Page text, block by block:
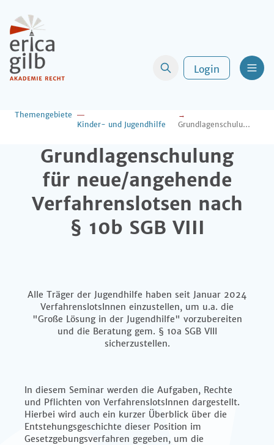
Login
Themengebiete
Kinder- und Jugendhilfe
Grundlagenschulung für neue/angehende Verfahrenslotsen nach § 10b SGB VIII
Grundlagenschulung
für neue/angehende
Verfahrenslotsen nach
§ 10b SGB VIII
Alle Träger der Jugendhilfe haben seit Januar 2024
VerfahrenslotsInnen einzustellen, um u.a. die
"Große Lösung in der Jugendhilfe" vorzubereiten
und die Beratung gem. § 10a SGB VIII
sicherzustellen.
In diesem Seminar werden die Aufgaben, Rechte
und Pflichten von VerfahrenslotsInnen dargestellt.
Hierbei wird auch ein kurzer Überblick über die
Entstehungsgeschichte dieser Position im
Gesetzgebungsverfahren gegeben, um die